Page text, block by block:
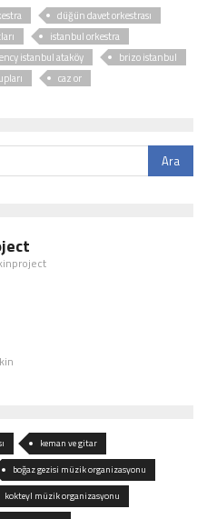
düğün davet orkestrası
istanbul orkestra
istanbul ataköy
brizo istanbul
caz or
keman ve gitar
boğaz gezisi müzik organizasyonu
kokteyl müzik organizasyonu